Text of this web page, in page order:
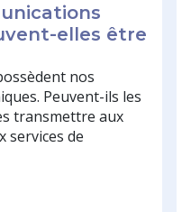
elles être
nos
Peuvent-ils les
transmettre aux
services de